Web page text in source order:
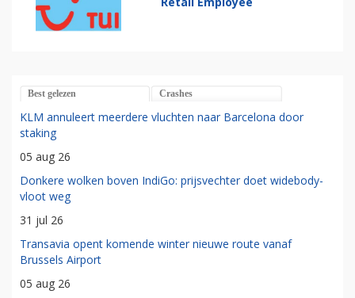
Best gelezen Crashes
KLM annuleert meerdere vluchten naar Barcelona door
staking
05 aug 26
Donkere wolken boven IndiGo: prijsvechter doet widebody-
vloot weg
31 jul 26
Transavia opent komende winter nieuwe route vanaf
Brussels Airport
05 aug 26